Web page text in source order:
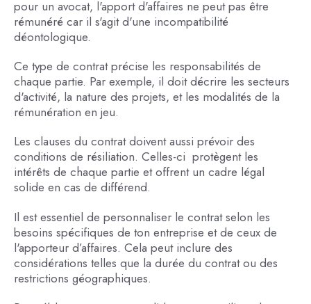
pour un avocat, l'apport d'affaires ne peut pas être
rémunéré car il s'agit d'une incompatibilité
déontologique.
Ce type de contrat précise les responsabilités de
chaque partie. Par exemple, il doit décrire les secteurs
d'activité, la nature des projets, et les modalités de la
rémunération en jeu.
Les clauses du contrat doivent aussi prévoir des
conditions de résiliation. Celles-ci protègent les
intérêts de chaque partie et offrent un cadre légal
solide en cas de différend.
Il est essentiel de personnaliser le contrat selon les
besoins spécifiques de ton entreprise et de ceux de
l'apporteur d’affaires. Cela peut inclure des
considérations telles que la durée du contrat ou des
restrictions géographiques.